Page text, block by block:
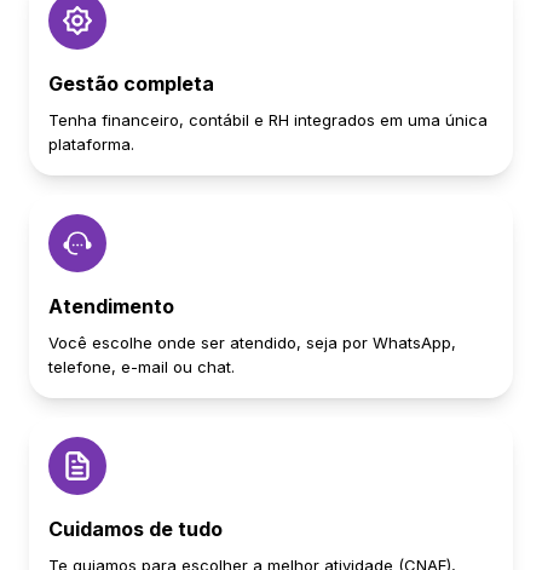
Gestão completa
Tenha financeiro, contábil e RH integrados em uma única
plataforma.
Atendimento
Você escolhe onde ser atendido, seja por WhatsApp,
telefone, e-mail ou chat.
Cuidamos de tudo
Te guiamos para escolher a melhor atividade (CNAE),